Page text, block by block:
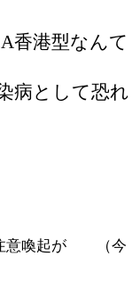
香港型なんて
病として恐れ
注意喚起が （今